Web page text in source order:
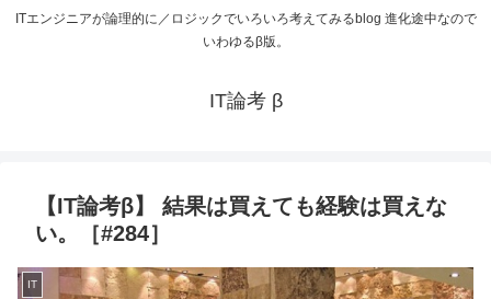
ITエンジニアが論理的に／ロジックでいろいろ考えてみるblog 進化途中なので
いわゆるβ版。
IT論考 β
【IT論考β】 結果は買えても経験は買えな
い。［#284］
IT